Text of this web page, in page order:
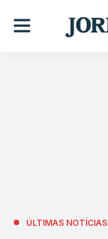
ÚLTIMAS NOTÍCIAS